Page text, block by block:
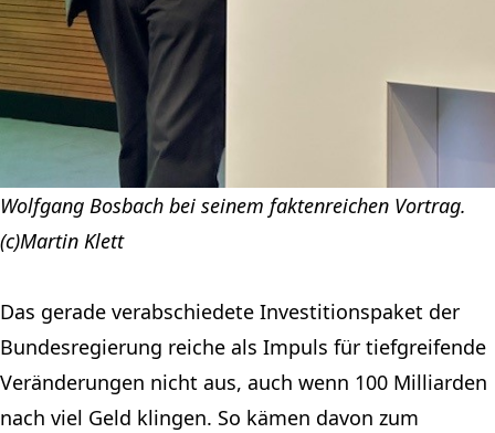
Wolfgang Bosbach bei seinem faktenreichen Vortrag.
(c)Martin Klett
Das gerade verabschiedete Investitionspaket der
Bundesregierung reiche als Impuls für tiefgreifende
Veränderungen nicht aus, auch wenn 100 Milliarden
nach viel Geld klingen. So kämen davon zum